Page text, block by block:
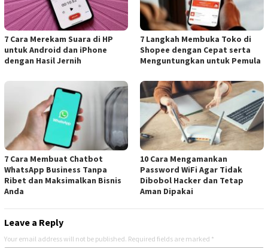
7 Cara Merekam Suara di HP
untuk Android dan iPhone
dengan Hasil Jernih
7 Langkah Membuka Toko di
Shopee dengan Cepat serta
Menguntungkan untuk Pemula
7 Cara Membuat Chatbot
WhatsApp Business Tanpa
Ribet dan Maksimalkan Bisnis
Anda
10 Cara Mengamankan
Password WiFi Agar Tidak
Dibobol Hacker dan Tetap
Aman Dipakai
Leave a Reply
Your email address will not be published. Required fields are marked *